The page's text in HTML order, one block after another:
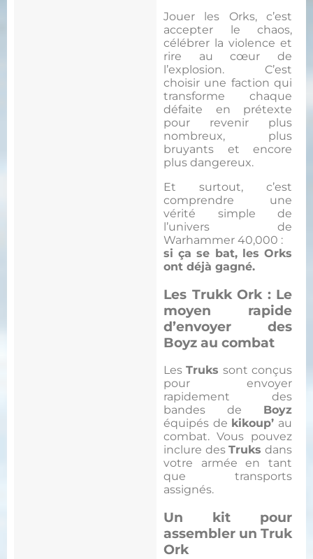
Jouer les Orks, c’est
accepter le chaos,
célébrer la violence et
rire au cœur de
l’explosion. C’est
choisir une faction qui
transforme chaque
défaite en prétexte
pour revenir plus
nombreux, plus
bruyants et encore
plus dangereux.
Et surtout, c’est
comprendre une
vérité simple de
l’univers de
Warhammer 40,000 :
si ça se bat, les Orks
ont déjà gagné.
Les Trukk Ork : Le
moyen rapide
d’envoyer des
Boyz au combat
LesTruks sont conçus
pour envoyer
rapidement des
bandes de Boyz
équipés de kikoup’ au
combat. Vous pouvez
inclure desTruks dans
votre armée en tant
que transports
assignés.
Un kit pour
assembler un Truk
Ork